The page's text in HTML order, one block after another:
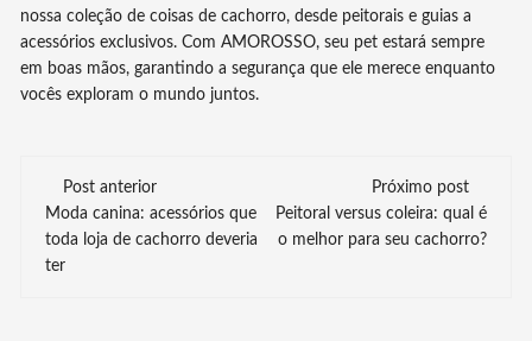
nossa coleção de coisas de cachorro, desde peitorais e guias a
acessórios exclusivos. Com AMOROSSO, seu pet estará sempre
em boas mãos, garantindo a segurança que ele merece enquanto
vocês exploram o mundo juntos.
Navegação
de
post
Post anterior
Moda canina: acessórios que
toda loja de cachorro deveria
ter
Próximo post
Peitoral versus coleira: qual é
o melhor para seu cachorro?